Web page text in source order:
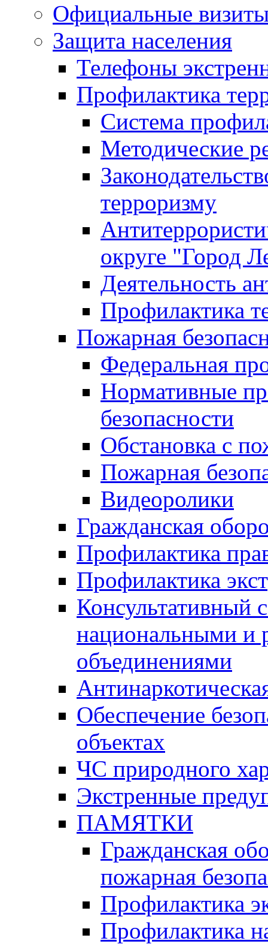
Официальные
Защита населения
Телефоны
Профилактика
Система
Методические
терроризму
округе "Город
Деятельность
Профилактика
Пожарная
Федеральная
Нормативные
безопасности
Обстановка с
Пожарная
Видеоролики
Гражданская
Профилактика
Профилактика
Консультативный
национальными и
объединениями
Обеспечение
объектах
ЧС природного
Экстренные
ПАМЯТКИ
Гражданская
пожарная
Профилактика
Профилактика